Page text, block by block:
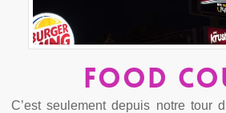
Food
C’est seulement depuis notre tour